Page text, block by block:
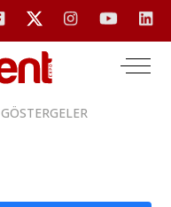
GÖSTERGELER